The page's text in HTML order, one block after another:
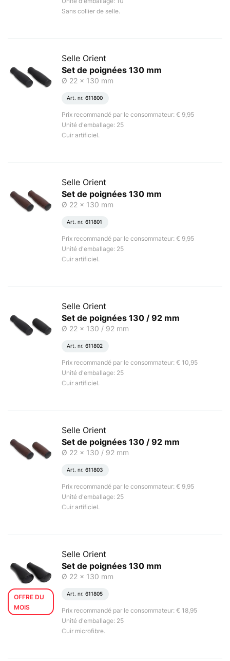
Sans collier de selle.
Selle Orient
Set de poignées 130 mm
Ø 22 x 130 mm
Art. nr. 611800
Prix recommandé par le consommateur: € 9,95
Unité d'emballage: 25
Cuir artificiel.
Selle Orient
Set de poignées 130 mm
Ø 22 x 130 mm
Art. nr. 611801
Prix recommandé par le consommateur: € 9,95
Unité d'emballage: 25
Cuir artificiel.
Selle Orient
Set de poignées 130 / 92 mm
Ø 22 x 130 / 92 mm
Art. nr. 611802
Prix recommandé par le consommateur: € 10,95
Unité d'emballage: 25
Cuir artificiel.
Selle Orient
Set de poignées 130 / 92 mm
Ø 22 x 130 / 92 mm
Art. nr. 611803
Prix recommandé par le consommateur: € 9,95
Unité d'emballage: 25
Cuir artificiel.
OFFRE DU
MOIS
Selle Orient
Set de poignées 130 mm
Ø 22 x 130 mm
Art. nr. 611805
Prix recommandé par le consommateur: € 18,95
Unité d'emballage: 25
Cuir microfibre.